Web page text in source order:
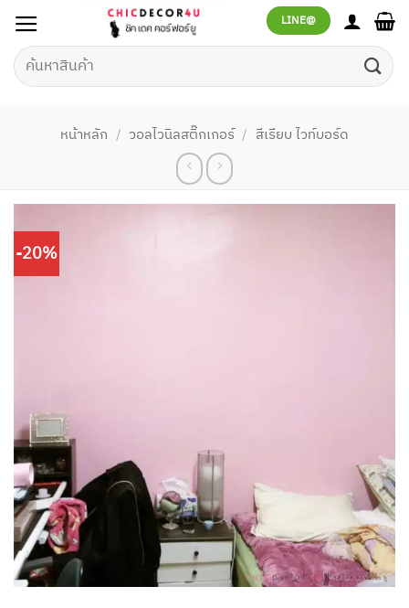
เนื้อหา
LINE@
ค้นหา:
หน้าหลัก / วอลไวนิลสติ๊กเกอร์ / สีเรียบ ไวท์บอร์ด
-20%